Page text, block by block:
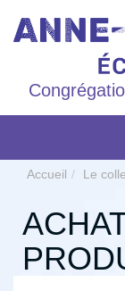
Accueil Le